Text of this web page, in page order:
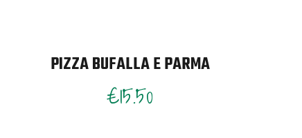
PIZZA BUFALLA E PARMA
€15.50